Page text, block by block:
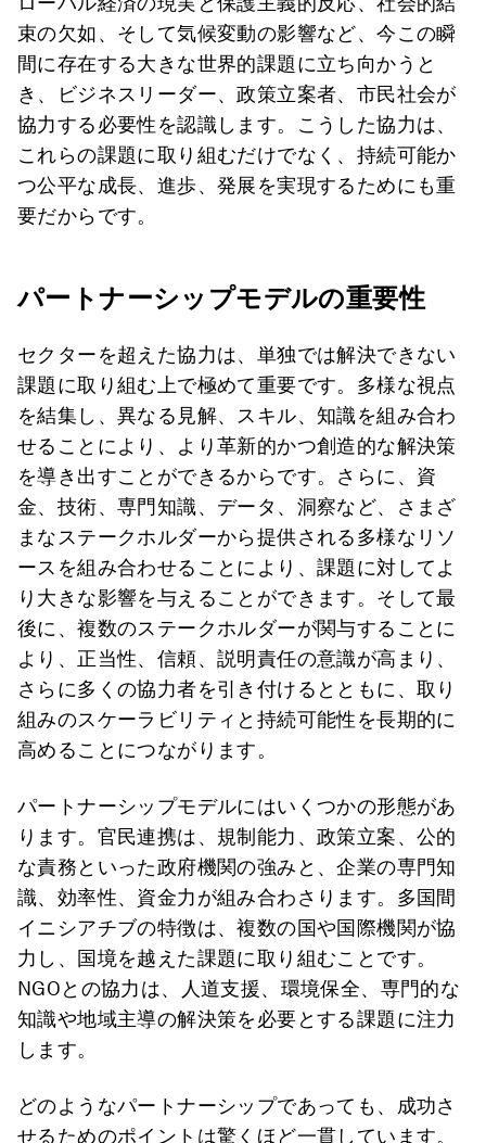
束の欠如、そして気候変動の影響など、今この瞬
間に存在する大きな世界的課題に立ち向かうと
き、ビジネスリーダー、政策立案者、市民社会が
協力する必要性を認識します。こうした協力は、
これらの課題に取り組むだけでなく、持続可能か
つ公平な成長、進歩、発展を実現するためにも重
要だからです。
パートナーシップモデルの重要性
セクターを超えた協力は、単独では解決できない
課題に取り組む上で極めて重要です。多様な視点
を結集し、異なる見解、スキル、知識を組み合わ
せることにより、より革新的かつ創造的な解決策
を導き出すことができるからです。さらに、資
金、技術、専門知識、データ、洞察など、さまざ
まなステークホルダーから提供される多様なリソ
ースを組み合わせることにより、課題に対してよ
り大きな影響を与えることができます。そして最
後に、複数のステークホルダーが関与することに
より、正当性、信頼、説明責任の意識が高まり、
さらに多くの協力者を引き付けるとともに、取り
組みのスケーラビリティと持続可能性を長期的に
高めることにつながります。
パートナーシップモデルにはいくつかの形態があ
ります。官民連携は、規制能力、政策立案、公的
な責務といった政府機関の強みと、企業の専門知
識、効率性、資金力が組み合わさります。多国間
イニシアチブの特徴は、複数の国や国際機関が協
力し、国境を越えた課題に取り組むことです。
NGOとの協力は、人道支援、環境保全、専門的な
知識や地域主導の解決策を必要とする課題に注力
します。
どのようなパートナーシップであっても、成功さ
せるためのポイントは驚くほど一貫しています。